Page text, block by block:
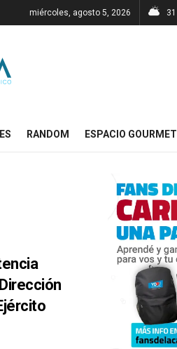
miércoles, agosto 5, 2026 31
RANDOM ESPACIO GOURMET